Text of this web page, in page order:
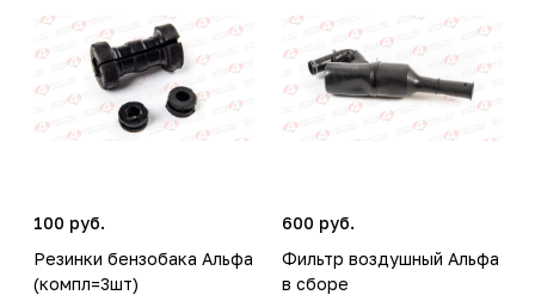
100 руб.
Резинки бензобака Альфа
(компл=3шт)
600 руб.
Фильтр воздушный Альфа
в сборе